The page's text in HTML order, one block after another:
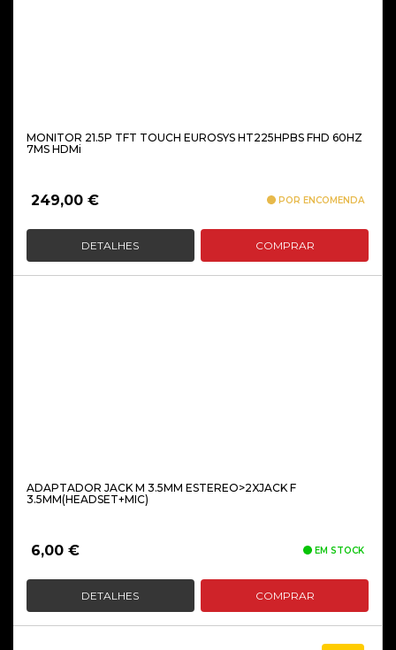
MONITOR 21.5P TFT TOUCH EUROSYS HT225HPBS FHD 60HZ
7MS HDMi
249,00 € POR ENCOMENDA
DETALHES COMPRAR
ADAPTADOR JACK M 3.5MM ESTEREO>2XJACK F
3.5MM(HEADSET+MIC)
6,00 € EM STOCK
DETALHES COMPRAR